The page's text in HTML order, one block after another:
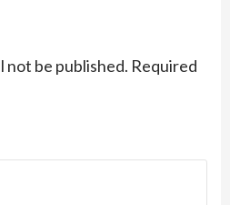
not be published. Required